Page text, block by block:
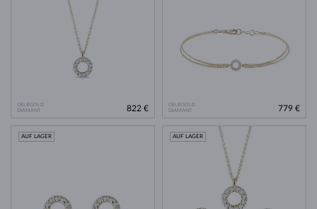
GELBGOLD
DIAMANT
822 €
GELBGOLD
DIAMANT
779 €
AUF LAGER AUF LAGER